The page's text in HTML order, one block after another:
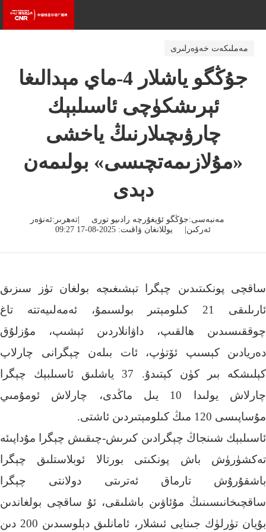
مەملىكەت خەۋەرلىرى
جۇڭگو ياشلار 4-ماي مېدالىغا
ئېرىشكۈچى ئاسىلبېك
چارۋىچىلارنىڭ ياخشى
«مۇلازىمەتچىسى» بولىمەن
دېدى
مەنبەسى:جۇڭگو ئۇيغۇرچە رادىيو تورى |تەھرىر:ئەنۋەر
ئەركىن| يوللانغان ۋاقىت: 2025-08-17 09:27
ساقچى پونكىتىدىن چېگرا تېشىغىچە بولغان تۈز سىزىق
ئارىلىقى 21 كىلومېتىر بولسىمۇ، ئەمەلىيەتتە تاغ
چوققىسىدىن ھالقىپ، داۋانلاردىن ئېشىپ، مۇزلۇق
دەريادىن كېسىپ ئۆتۈپ، ئات بىلەن چېگرانى چارلاپ
كېلىشكە بىر كۈن كېتىدۇ. 37 ياشلىق ئاسىلبېك چېگرا
چارلاش يولىدا 10 يىل ماڭدى، چارلاش ئومۇمىي
مۇساپىسى 120 مىڭ كىلومېتىردىن ئاشتى.
ئاسىلبېك شىنجاڭ چېگرادىن كىرىش-چىقىش چېگرا مۇداپىئە
تەكشۈرۈش باش پونكىتى بورتالا ئوبلاستلىق چېگرا
باشقۇرۇش تارماق ئەترىتى دولانتى چېگرا
ساقچىخانىسىنىڭ مۇئاۋىن باشلىقى، ئۇ ساقچى بولغاندىن
بۇيان تۈرلۈك جىنايى ئىشلار، ئامانلىق دېلوسىدىن 200 دىن